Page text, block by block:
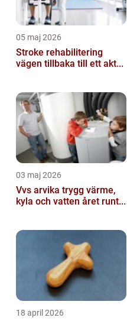
05 maj 2026
Stroke rehabilitering
vägen tillbaka till ett akt...
03 maj 2026
Vvs arvika trygg värme,
kyla och vatten året runt...
18 april 2026